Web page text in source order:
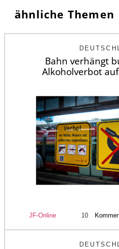
ähnliche Themen
Bahn verhängt
Alkoholverbot
JF-Online 10